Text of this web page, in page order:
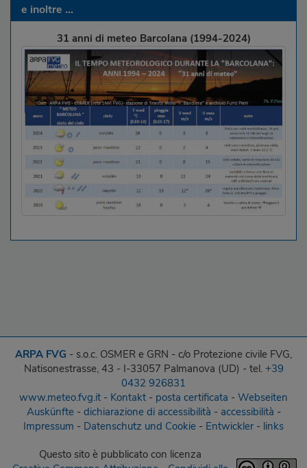
e inoltre ...
31 anni di meteo Barcolana (1994-2024)
ARPA FVG - s.o.c. OSMER e GRN - c/o Protezione civile FVG,
Natisonestrasse, 43 - I-33057 Palmanova (UD) - tel. +39
0432 926831
www.meteo.fvg.it - Kontakt - posta certificata - Webseiten
Auskünfte - dichiarazione di accessibilità - accessibilità -
Impressum - Datenschutz und Cookie - Entwickler- links
Questo sitoè pubblicato con licenza